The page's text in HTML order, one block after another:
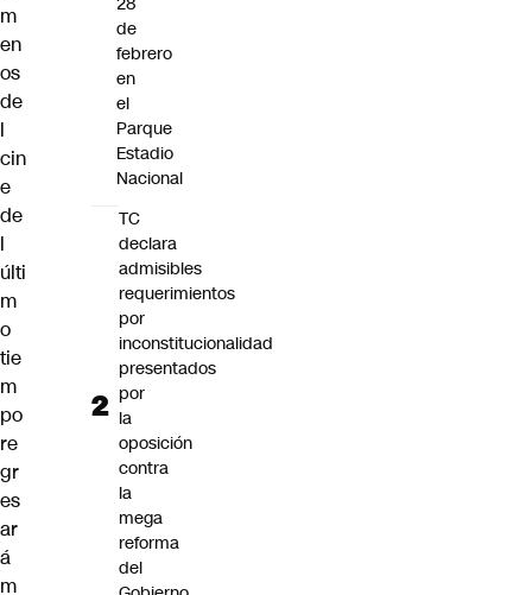
m
en
os
de
l
cin
e
de
l
últi
m
o
tie
m
po
re
gr
es
ar
á
m
de
febrero
en
el
Parque
Estadio
Nacional
TC
declara
admisibles
requerimientos
por
inconstitucionalidad
presentados
por
la
oposición
contra
la
mega
reforma
del